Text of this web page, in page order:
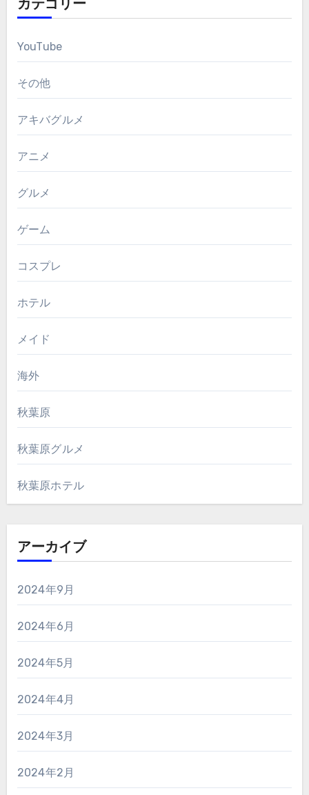
カテゴリー
YouTube
その他
アキバグルメ
アニメ
グルメ
ゲーム
コスプレ
ホテル
メイド
海外
秋葉原
秋葉原グルメ
秋葉原ホテル
アーカイブ
2024年9月
2024年6月
2024年5月
2024年4月
2024年3月
2024年2月